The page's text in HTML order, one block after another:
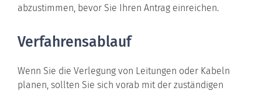
abzustimmen, bevor Sie Ihren Antrag einreichen.
Verfahrensablauf
Wenn Sie die Verlegung von Leitungen oder Kabeln
planen, sollten Sie sich vorab mit der zuständigen